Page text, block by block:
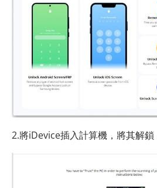
2.將iDevice插入計算機，將其解鎖